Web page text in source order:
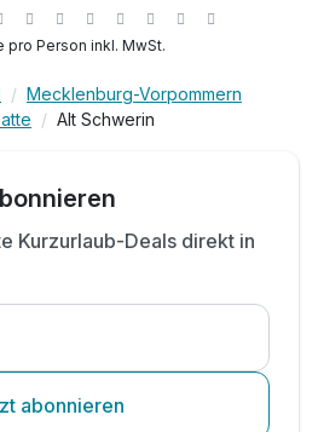
pro Person inkl. MwSt.
Mecklenburg-Vorpommern
Alt Schwerin
Kurzurlaub-Deals direkt in
abonnieren